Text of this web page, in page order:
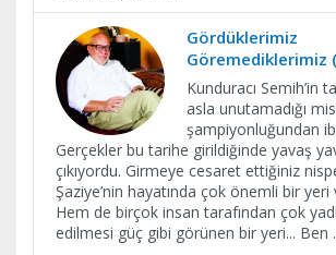
Gördüklerimiz
Göremediklerimiz
Kunduracı Semih’in
asla unutamadığı
şampiyonluğundan
Gerçekler bu tarihe girildiğinde yavaş
çıkıyordu. Girmeye cesaret ettiğiniz
Şaziye’nin hayatında çok önemli bir yeri
Hem de birçok insan tarafından çok
edilmesi güç gibi görünen bir yeri... Ben